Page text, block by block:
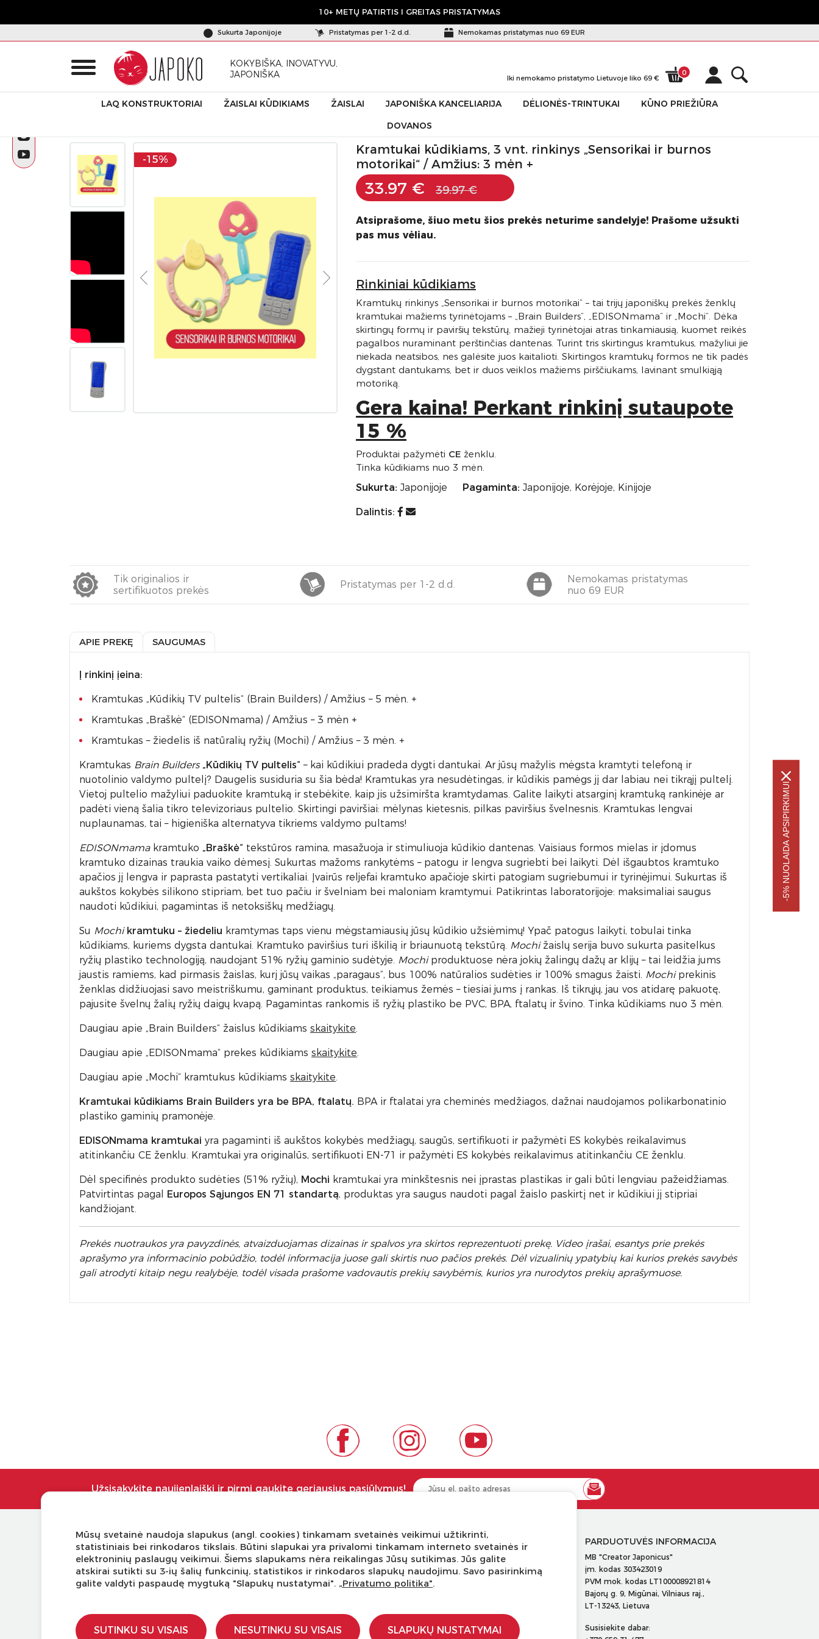
10+ METŲ PATIRTIS I GREITAS PRISTATYMAS
Sukurta Japonijoje Pristatymas per 1-2 d.d. Nemokamas pristatymas nuo 69 EUR
KOKYBIŠKA, INOVATYVU,
JAPONIŠKA
Iki nemokamo pristatymo Lietuvoje liko 69 €
0
LAQ KONSTRUKTORIAI ŽAISLAI KŪDIKIAMS ŽAISLAI JAPONIŠKA KANCELIARIJA DĖLIONĖS-TRINTUKAI
KŪNO PRIEŽIŪRA
DOVANOS
Kramtukai kūdikiams, 3 vnt. rinkinys „Sensorikai ir burnos motorikai“
-15%
Kramtukai kūdikiams, 3 vnt. rinkinys „Sensorikai ir burnos
motorikai“ / Amžius: 3 mėn +
33.97 € 39.97 €
Atsiprašome, šiuo metu šios prekės neturime sandelyje! Prašome užsukti
pas mus vėliau.
Rinkiniai kūdikiams
Kramtukų rinkinys „Sensorikai ir burnos motorikai“ – tai trijų japoniškų prekės ženklų
kramtukai mažiems tyrinėtojams – „Brain Builders“, „EDISONmama“ ir „Mochi“. Dėka
skirtingų formų ir paviršių tekstūrų, mažieji tyrinėtojai atras tinkamiausią, kuomet reikės
pagalbos nuraminant perštinčias dantenas. Turint tris skirtingus kramtukus, mažyliui jie
niekada neatsibos, nes galėsite juos kaitalioti. Skirtingos kramtukų formos ne tik padės
dygstant dantukams, bet ir duos veiklos mažiems pirščiukams, lavinant smulkiąją
motoriką.
Gera kaina! Perkant rinkinį sutaupote
15 %
Produktai pažymėti CE ženklu.
Tinka kūdikiams nuo 3 mėn.
Sukurta: Japonijoje Pagaminta: Japonijoje, Korėjoje, Kinijoje
Dalintis:
Tik originalios ir
sertifikuotos prekės
Pristatymas per 1-2 d.d.
Nemokamas pristatymas
nuo 69 EUR
APIE PREKĘ SAUGUMAS
Į rinkinį įeina:
Kramtukas „Kūdikių TV pultelis“ (Brain Builders) / Amžius – 5 mėn. +
Kramtukas „Braškė“ (EDISONmama) / Amžius – 3 mėn +
Kramtukas – žiedelis iš natūralių ryžių (Mochi) / Amžius – 3 mėn. +
Kramtukas Brain Builders „Kūdikių TV pultelis“ – kai kūdikiui pradeda dygti dantukai. Ar jūsų mažylis mėgsta kramtyti telefoną ir
nuotolinio valdymo pultelį? Daugelis susiduria su šia bėda! Kramtukas yra nesudėtingas, ir kūdikis pamėgs jį dar labiau nei tikrąjį pultelį.
Vietoj pultelio mažyliui paduokite kramtuką ir stebėkite, kaip jis užsimiršta kramtydamas. Galite laikyti atsarginį kramtuką rankinėje ar
padėti vieną šalia tikro televizoriaus pultelio. Skirtingi paviršiai: mėlynas kietesnis, pilkas paviršius švelnesnis. Kramtukas lengvai
nuplaunamas, tai – higieniška alternatyva tikriems valdymo pultams!
EDISONmama kramtuko „Braškė“ tekstūros ramina, masažuoja ir stimuliuoja kūdikio dantenas. Vaisiaus formos mielas ir įdomus
kramtuko dizainas traukia vaiko dėmesį. Sukurtas mažoms rankytėms – patogu ir lengva sugriebti bei laikyti. Dėl išgaubtos kramtuko
apačios jį lengva ir paprasta pastatyti vertikaliai. Įvairūs reljefai kramtuko apačioje skirti patogiam sugriebumui ir tyrinėjimui. Sukurtas iš
aukštos kokybės silikono stipriam, bet tuo pačiu ir švelniam bei maloniam kramtymui. Patikrintas laboratorijoje: maksimaliai saugus
naudoti kūdikiui, pagamintas iš netoksiškų medžiagų.
Su Mochi kramtuku – žiedeliu kramtymas taps vienu mėgstamiausių jūsų kūdikio užsiėmimų! Ypač patogus laikyti, tobulai tinka
kūdikiams, kuriems dygsta dantukai. Kramtuko paviršius turi iškilią ir briaunuotą tekstūrą. Mochižaislų serija buvo sukurta pasitelkus
ryžių plastiko technologiją, naudojant 51% ryžių gaminio sudėtyje. Mochiproduktuose nėra jokių žalingų dažų ar klijų – tai leidžia jums
jaustis ramiems, kad pirmasis žaislas, kurį jūsų vaikas „paragaus”, bus 100% natūralios sudėties ir 100% smagus žaisti. Mochiprekinis
ženklas didžiuojasi savo meistriškumu, gaminant produktus, teikiamus žemės – tiesiai jums į rankas. Iš tikrųjų, jau vos atidarę pakuotę,
pajusite švelnų žalių ryžių daigų kvapą. Pagamintas rankomis iš ryžių plastiko be PVC, BPA, ftalatų ir švino. Tinka kūdikiams nuo 3 mėn.
Daugiau apie „Brain Builders“ žaislus kūdikiams skaitykite.
Daugiau apie „EDISONmama“ prekes kūdikiams skaitykite.
Daugiau apie „Mochi“ kramtukus kūdikiams skaitykite.
Kramtukai kūdikiams Brain Builders yra be BPA, ftalatų. BPA ir ftalatai yra cheminės medžiagos, dažnai naudojamos polikarbonatinio
plastiko gaminių pramonėje.
EDISONmama kramtukai yra pagaminti iš aukštos kokybės medžiagų, saugūs, sertifikuoti ir pažymėti ES kokybės reikalavimus
atitinkančiu CE ženklu. Kramtukai yra originalūs, sertifikuoti EN-71 ir pažymėti ES kokybės reikalavimus atitinkančiu CE ženklu.
Dėl specifinės produkto sudėties (51% ryžių), Mochi kramtukai yra minkštesnis nei įprastas plastikas ir gali būti lengviau pažeidžiamas.
Patvirtintas pagal Europos Sąjungos EN 71 standartą, produktas yra saugus naudoti pagal žaislo paskirtį net ir kūdikiui jį stipriai
kandžiojant.
Prekės nuotraukos yra pavyzdinės, atvaizduojamas dizainas ir spalvos yra skirtos reprezentuoti prekę. Video įrašai, esantys prie prekės
aprašymo yra informacinio pobūdžio, todėl informacija juose gali skirtis nuo pačios prekės. Dėl vizualinių ypatybių kai kurios prekės savybės
gali atrodyti kitaip negu realybėje, todėl visada prašome vadovautis prekių savybėmis, kurios yra nurodytos prekių aprašymuose.
Užsisakykite naujienlaiškį ir pirmi gaukite geriausius pasiūlymus!
KLIENTŲ APTARNAVIMAS
Pirkimo – pardavimo taisyklės
Pristatymas ir grąžinimas
Apmokėjimo būdai
Privatumo taisyklės
NAUDINGA ŽINOTI
Tinklaraštis
Kodomo edukacijos
Kūrybinės dirbtuvės
Ugdymo įstaigoms
APIE PREKĖS ŽENKLUS
Kas yra LaQ?
BRAIN BUILDERS kūdikiams
IWAKO trintukai-dėlionės
PARDUOTUVĖS INFORMACIJA
MB "Creator Japonicus"
įm. kodas 303423019
PVM mok. kodas LT100008921814
Bajorų g. 9, Migūnai, Vilniaus raj.,
LT-13243, Lietuva
Susisiekite dabar:
Mūsų svetainė naudoja slapukus (angl. cookies) tinkamam svetainės veikimui užtikrinti,
statistiniais bei rinkodaros tikslais. Būtini slapukai yra privalomi tinkamam interneto svetainės ir
elektroninių paslaugų veikimui. Šiems slapukams nėra reikalingas Jūsų sutikimas. Jūs galite
atskirai sutikti su 3-ių šalių funkcinių, statistikos ir rinkodaros slapukų naudojimu. Savo pasirinkimą
galite valdyti paspaudę mygtuką "Slapukų nustatymai". „Privatumo politika".
SUTINKU SU VISAIS NESUTINKU SU VISAIS SLAPUKŲ NUSTATYMAI
-5% NUOLAIDA APSIPIRKIMUI